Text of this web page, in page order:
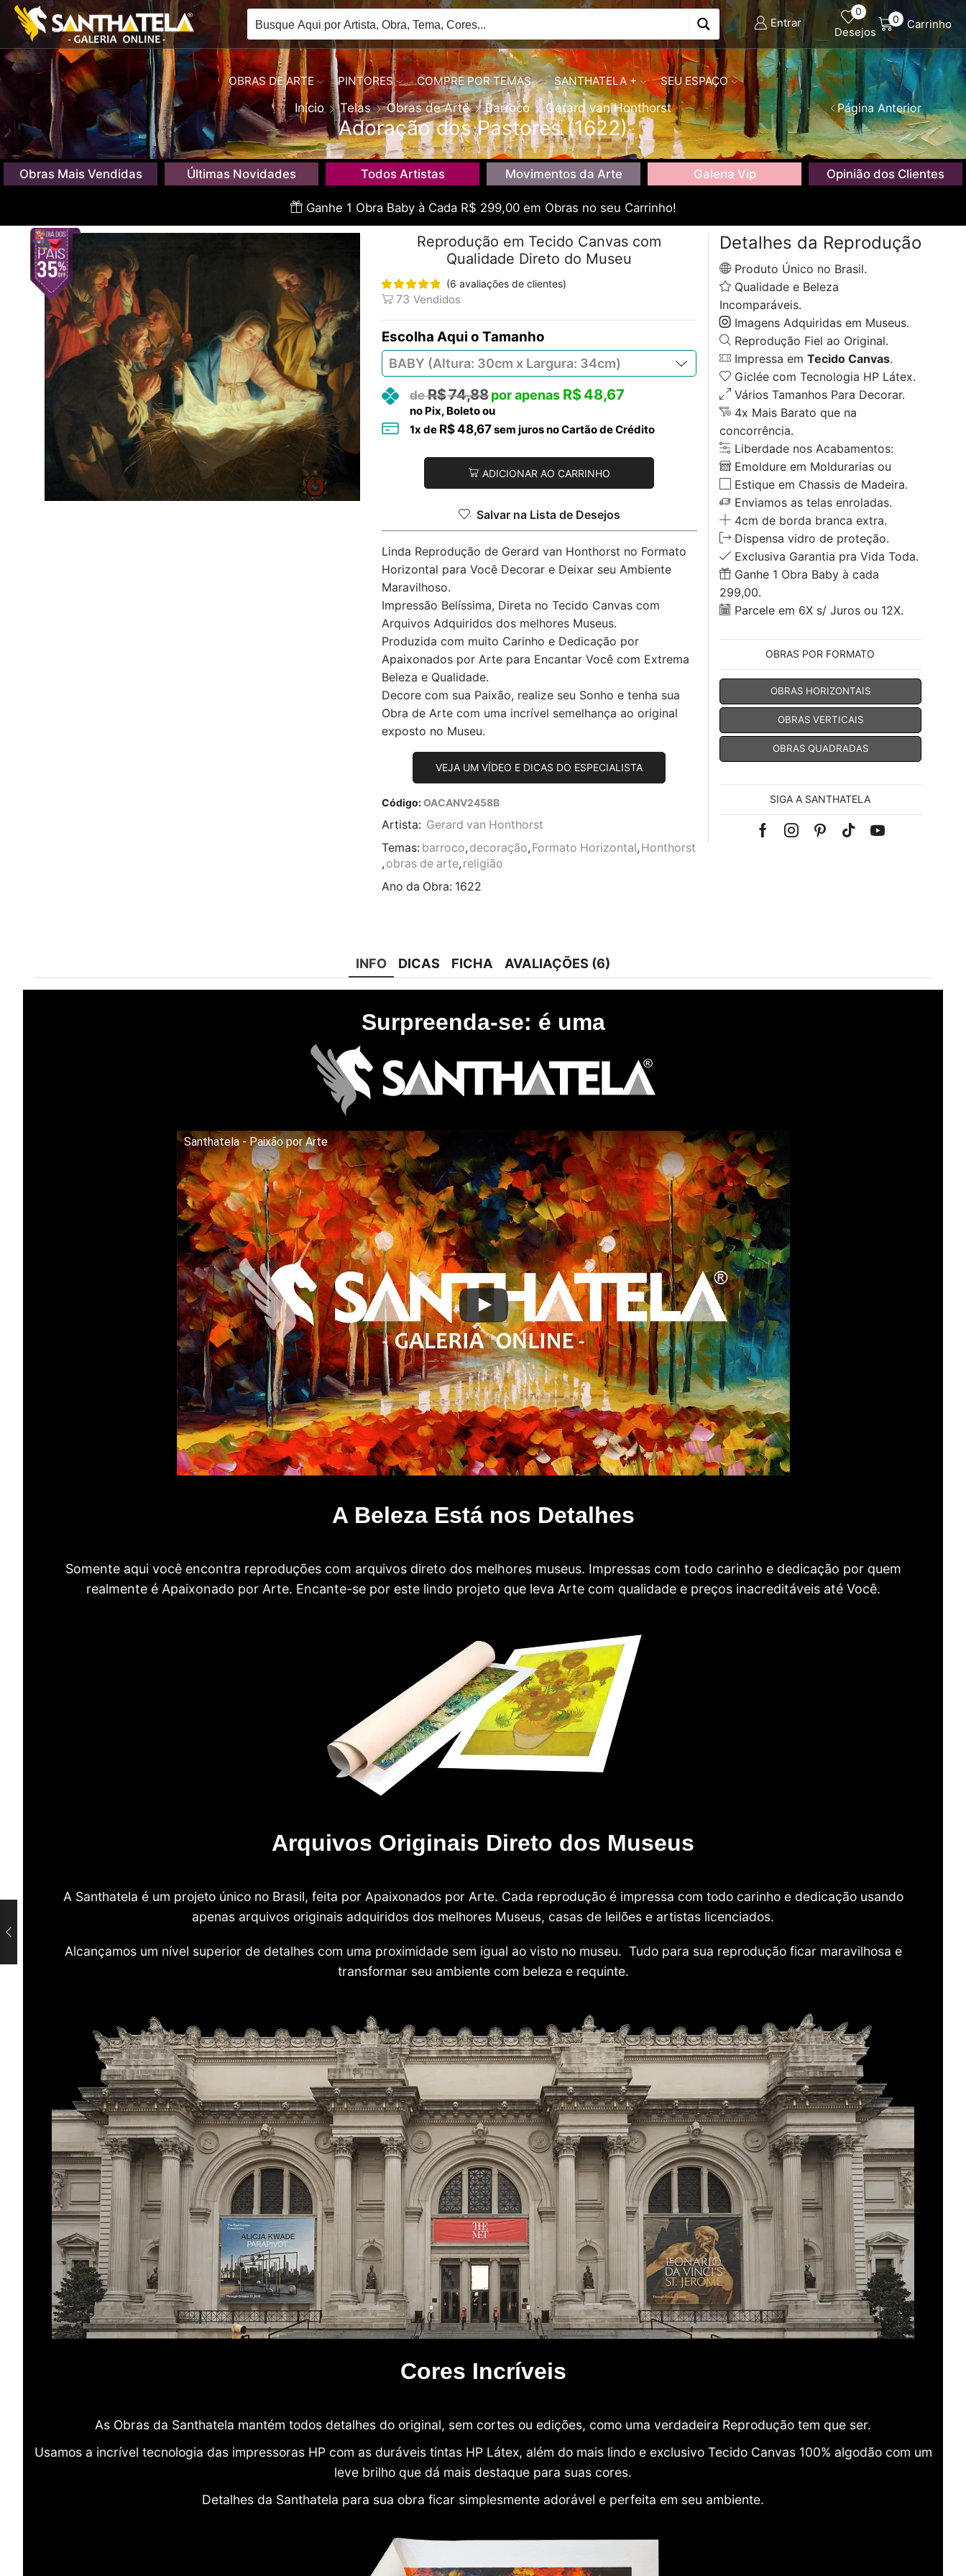
Entrar
0
Desejos
0 Carrinho
OBRAS DE ARTE PINTORES COMPRE POR TEMAS SANTHATELA + SEU ESPAÇO
Início Telas Obras de Arte Barroco Gerard van Honthorst
Adoração dos Pastores (1622)
Página Anterior
Obras Mais Vendidas Últimas Novidades Todos Artistas Movimentos da Arte Galeria Vip Opinião dos Clientes
Ganhe 1 Obra Baby à Cada R$ 299,00 em Obras no seu Carrinho!
Reprodução em Tecido Canvas com
Qualidade Direto do Museu
(6 avaliações de clientes)
73 Vendidos
Tamanho
R$74,88 R$48,67
no Pix, Boleto ou
1x de R$48,67sem juros no Cartão de Crédito
ADICIONAR AO CARRINHO
Salvar na Lista de Desejos
Linda Reprodução de Gerard van Honthorst no Formato
Horizontal para Você Decorar e Deixar seu Ambiente
Maravilhoso.
Impressão Belíssima, Direta no Tecido Canvas com
Arquivos Adquiridos dos melhores Museus.
Produzida com muito Carinho e Dedicação por
Apaixonados por Arte para Encantar Você com Extrema
Beleza e Qualidade.
Decore com sua Paixão, realize seu Sonho e tenha sua
Obra de Arte com uma incrível semelhança ao original
exposto no Museu.
VEJA UM VÍDEO E DICAS DO ESPECIALISTA
Código:OACANV2458B
Artista: Gerard van Honthorst
Temas: barroco, decoração, Formato Horizontal, Honthorst
, obras de arte, religião
Ano da Obra: 1622
Detalhes da Reprodução
Produto Único no Brasil.
Qualidade e Beleza
Incomparáveis.
Imagens Adquiridas em Museus.
Reprodução Fiel ao Original.
Impressa em Tecido Canvas.
Giclée com Tecnologia HP Látex.
Vários Tamanhos Para Decorar.
4x Mais Barato que na
concorrência.
Liberdade nos Acabamentos:
Emoldure em Moldurarias ou
Estique em Chassis de Madeira.
Enviamos as telas enroladas.
4cm de borda branca extra.
Dispensa vidro de proteção.
Exclusiva Garantia pra Vida Toda.
Ganhe 1 Obra Baby à cada
299,00.
Parcele em 6X s/ Juros ou 12X.
OBRAS POR FORMATO
OBRAS HORIZONTAIS
OBRAS VERTICAIS
OBRAS QUADRADAS
SIGA A SANTHATELA
FacebookInstagramPinterest
Tik-Youtube
INFO DICAS FICHA AVALIAÇÕES (6)
Surpreenda-se: é uma
Santhatela - Paixão por Arte
A Beleza Está nos Detalhes
Somente aqui você encontra reproduções com arquivos direto dos melhores museus. Impressas com todo carinho e dedicação por quem
realmente é Apaixonado por Arte. Encante-se por este lindo projeto que leva Arte com qualidade e preços inacreditáveis até Você.
Arquivos Originais Direto dos Museus
A Santhatela é um projeto único no Brasil, feita por Apaixonados por Arte. Cada reprodução é impressa com todo carinho e dedicação usando
apenas arquivos originais adquiridos dos melhores Museus, casas de leilões e artistas licenciados.
Alcançamos um nível superior de detalhes com uma proximidade sem igual ao visto no museu. Tudo para sua reprodução ficar maravilhosa e
transformar seu ambiente com beleza e requinte.
Cores Incríveis
As Obras da Santhatela mantém todos detalhes do original, sem cortes ou edições, como uma verdadeira Reprodução tem que ser.
Usamos a incrível tecnologia das impressoras HP com as duráveis tintas HP Látex, além do mais lindo e exclusivo Tecido Canvas 100% algodão com um
leve brilho que dá mais destaque para suas cores.
Detalhes da Santhatela para sua obra ficar simplesmente adorável e perfeita em seu ambiente.